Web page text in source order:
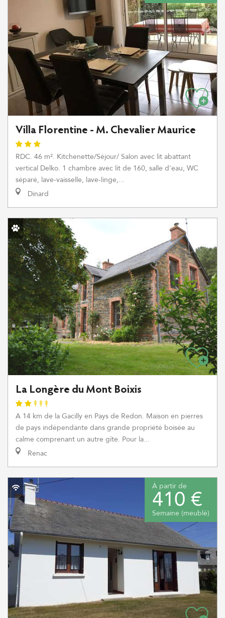
Villa Florentine - M. Chevalier Maurice
RDC. 46 m². Kitchenette/Séjour/ Salon avec lit abattant
vertical Delko. 1 chambre avec lit de 160, salle d'eau, WC
séparé, lave-vaisselle, lave-linge,...
Dinard
La Longère du Mont Boixis
A 14 km de la Gacilly en Pays de Redon. Maison en pierres
de pays indépendante dans grande propriété boisée au
calme comprenant un autre gîte. Pour la...
Renac
À partir de
410 €
Semaine (meublé)